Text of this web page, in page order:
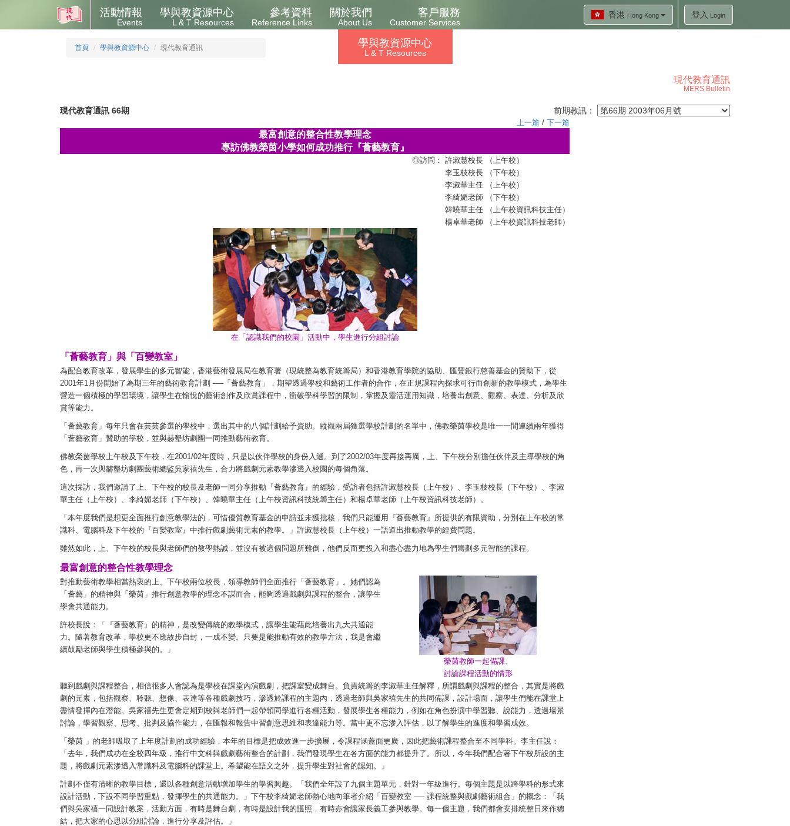
香港 Hong Kong 登入 Login
活動情報
Events
學與教資源中心
L & T Resources
參考資料
Reference Links
關於我們
About Us
客戶服務
Customer Services
首頁 學與教資源中心 現代教育通訊 學與教資源中心
L & T Resources
現代教育通訊
MERS Bulletin
現代教育通訊 66期 前期教訊：
上一篇 / 下一篇
最富創意的整合性教學理念
專訪佛教榮茵小學如何成功推行『薈藝教育』
◎訪問： 許淑慧校長 （上午校）
李玉枝校長 （下午校）
李淑華主任 （上午校）
李綺媚老師 （下午校）
韓曉華主任 （上午校資訊科技主任）
楊卓華老師 （上午校資訊科技老師）
在「認識我們的校園」活動中，學生進行分組討論
「薈藝教育」與「百變教室」
為配合教育改革，發展學生的多元智能，香港藝術發展局在教育署（現統整為教育統籌局）和香港教育學院的協助、匯豐銀行慈善基金的贊助下，從
2001年1月份開始了為期三年的藝術教育計劃 ──「薈藝教育」，期望透過學校和藝術工作者的合作，在正規課程內探求可行而創新的教學模式，為學生
營造一個積極的學習環境，讓學生在愉悅的藝術創作及欣賞課程中，衝破學科學習的限制，掌握及靈活運用知識，培養出創意、觀察、表達、分析及欣
賞等能力。
「薈藝教育」每年只會在芸芸參選的學校中，選出其中的八個計劃給予資助。縱觀兩屆獲選學校計劃的名單中，佛教榮茵學校是唯一一間連續兩年獲得
「薈藝教育」贊助的學校，並與赫墾坊劇團一同推動藝術教育。
佛教榮茵學校上午校及下午校，在2001/02年度時，只是以伙伴學校的身份入選。到了2002/03年度再接再厲，上、下午校分別擔任伙伴及主導學校的角
色，再一次與赫墾坊劇團藝術總監吳家禧先生，合力將戲劇元素教學滲透入校園的每個角落。
這次採訪，我們邀請了上、下午校的校長及老師一同分享推動『薈藝教育』的經驗，受訪者包括許淑慧校長（上午校）、李玉枝校長（下午校）、李淑
華主任（上午校）、李綺媚老師（下午校）、韓曉華主任（上午校資訊科技統籌主任）和楊卓華老師（上午校資訊科技老師）。
「本年度我們是想更全面推行創意教學法的，可惜優質教育基金的申請並未獲批核，我們只能運用『薈藝教育』所提供的有限資助，分別在上午校的常
識科、電腦科及下午校的『百變教室』中推行戲劇藝術元素的教學。」許淑慧校長（上午校）一語道出推動教學的經費問題。
雖然如此，上、下午校的校長與老師們的教學熱誠，並沒有被這個問題所難倒，他們反而更投入和盡心盡力地為學生們籌劃多元智能的課程。
最富創意的整合性教學理念
對推動藝術教學相當熱衷的上、下午校兩位校長，領導教師們全面推行「薈藝教育」。她們認為
「薈藝」的精神與「榮茵」推行創意教學的理念不謀而合，能夠透過戲劇與課程的整合，讓學生
學會共通能力。
許校長說：「『薈藝教育』的精神，是改變傳統的教學模式，讓學生能藉此培養出九大共通能
力。隨著教育改革，學校更不應故步自封，一成不變。只要是能推動有效的教學方法，我是會繼
續鼓勵老師與學生積極參與的。」
榮茵教師一起備課、
討論課程活動的情形
聽到戲劇與課程整合，相信很多人會認為是學校在課堂內演戲劇，把課室變成舞台。負責統籌的李淑華主任解釋，所謂戲劇與課程的整合，其實是將戲
劇的元素，包括觀察、聆聽、想像、表達等各種戲劇技巧，滲透於課程的主題內，透過老師與吳家禧先生的共同備課，設計場面，讓學生們能在課堂上
盡情發揮內在潛能。吳家禧先生更會定期到校與老師們一起帶領同學進行各種活動，發展學生各種能力，例如在角色扮演中學習聽、說能力，透過場景
討論，學習觀察、思考、批判及協作能力，在匯報和報告中習創意思維和表達能力等。當中更不忘滲入評估，以了解學生的進度和學習成效。
「榮茵 」的老師吸取了上年度計劃的成功經驗，本年的目標是把成效進一步擴展，令課程涵蓋面更廣，因此把藝術課程整合至不同學科。李主任說：
「去年，我們成功在全校四年級，推行中文科與戲劇藝術整合的計劃，我們發現學生在各方面的能力都提升了。所以，今年我們配合著下午校所設的主
題，將戲劇元素滲透入常識科及電腦科的課堂上。希望能在語文之外，提升學生對社會的認知。」
計劃不僅有清晰的教學目標，還以各種創意活動增加學生的學習興趣。「我們全年設了九個主題單元，針對一年級進行。每個主題是以跨學科的形式來
設計活動，下設不同學習重點，發揮學生的共通能力。」下午校李綺媚老師熱心地向筆者介紹「百變教室 ── 課程統整與戲劇藝術組合」的概念：「我
們與吳家禧一同設計教案，活動方面，有時是舞台劇，有時是設計我的護照，有時亦會讓家長義工參與教學。每一個主題，我們都會安排統整日來作總
結，把大家的心思以分組討論，進行分享及評估。」